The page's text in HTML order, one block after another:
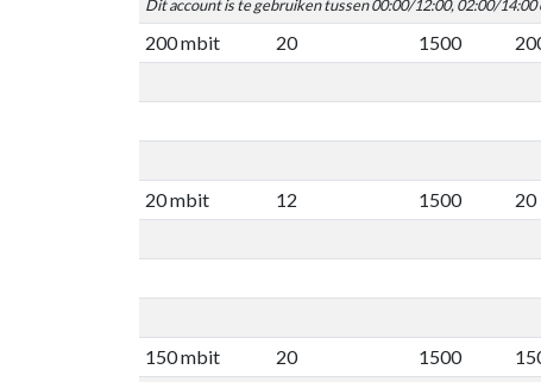
Dit account is te gebruiken tussen 00:00/12:00, 02:00/14:00
200 mbit 20 1500
20 mbit
12 1500
150 mbit
20 1500